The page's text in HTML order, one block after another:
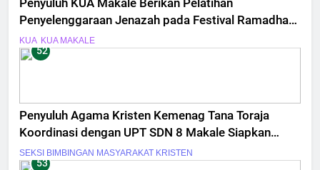
Penyuluh KUA Makale Berikan Pelatihan
Penyelenggaraan Jenazah pada Festival Ramadhan
MAN Tana Toraja
KUA KUA MAKALE
52
Penyuluh Agama Kristen Kemenag Tana Toraja
Koordinasi dengan UPT SDN 8 Makale Siapkan
Bimbingan Rohani
SEKSI BIMBINGAN MASYARAKAT KRISTEN
53